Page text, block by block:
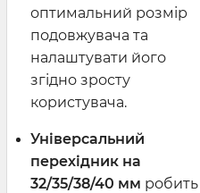
оптимальний розмір
подовжувача та
налаштувати його
згідно зросту
користувача.
Універсальний
перехідник на
32/35/38/40 мм робить